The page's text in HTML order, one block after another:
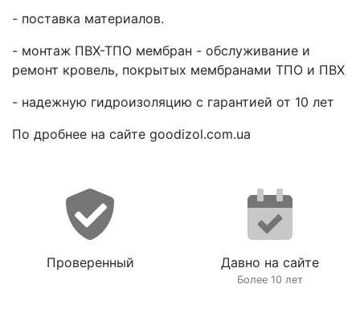
- поставка материалов.
- монтаж ПВХ-ТПО мембран - обслуживание и
ремонт кровель, покрытых мембранами ТПО и ПВХ
- надежную гидроизоляцию с гарантией от 10 лет
По дробнее на сайте goodizol.com.ua
Проверенный Давно на сайте
Более 10 лет